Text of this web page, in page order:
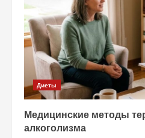
Диеты
Медицинские методы
алкоголизма